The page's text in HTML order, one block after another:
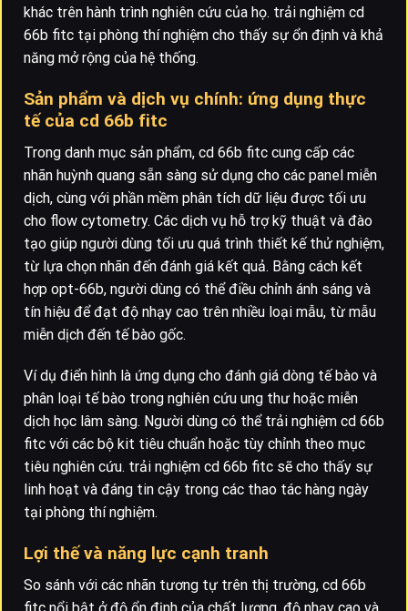
khác trên hành trình nghiên cứu của họ. trải nghiệm cd
66b fitc tại phòng thí nghiệm cho thấy sự ổn định và khả
năng mở rộng của hệ thống.
Sản phẩm và dịch vụ chính: ứng dụng thực
tế của cd 66b fitc
Trong danh mục sản phẩm, cd 66b fitc cung cấp các
nhãn huỳnh quang sẵn sàng sử dụng cho các panel miễn
dịch, cùng với phần mềm phân tích dữ liệu được tối ưu
cho flow cytometry. Các dịch vụ hỗ trợ kỹ thuật và đào
tạo giúp người dùng tối ưu quá trình thiết kế thử nghiệm,
từ lựa chọn nhãn đến đánh giá kết quả. Bằng cách kết
hợp opt-66b, người dùng có thể điều chỉnh ánh sáng và
tín hiệu để đạt độ nhạy cao trên nhiều loại mẫu, từ mẫu
miễn dịch đến tế bào gốc.
Ví dụ điển hình là ứng dụng cho đánh giá dòng tế bào và
phân loại tế bào trong nghiên cứu ung thư hoặc miễn
dịch học lâm sàng. Người dùng có thể trải nghiệm cd 66b
fitc với các bộ kit tiêu chuẩn hoặc tùy chỉnh theo mục
tiêu nghiên cứu. trải nghiệm cd 66b fitc sẽ cho thấy sự
linh hoạt và đáng tin cậy trong các thao tác hàng ngày
tại phòng thí nghiệm.
Lợi thế và năng lực cạnh tranh
So sánh với các nhãn tương tự trên thị trường, cd 66b